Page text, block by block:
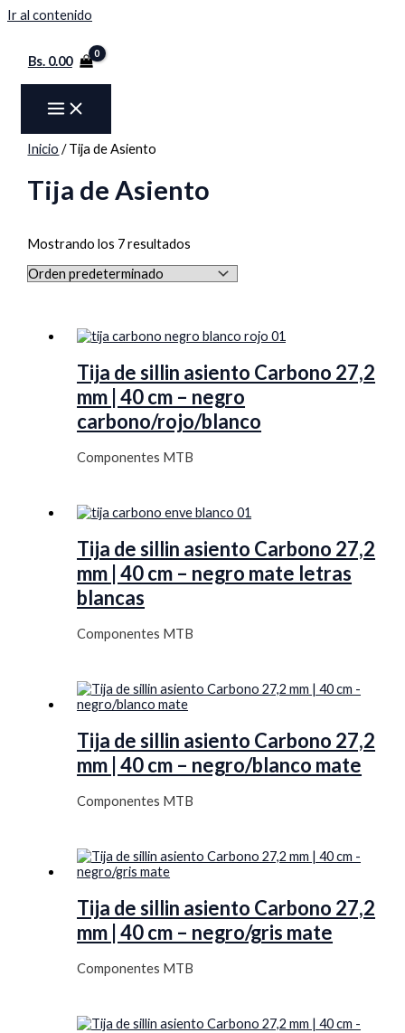
Ir al contenido
Bs.0.00
Inicio / Tija de Asiento
Tija de Asiento
Mostrando los 7 resultados
Tija de sillin asiento Carbono 27,2
mm | 40 cm – negro
carbono/rojo/blanco
Componentes MTB
Tija de sillin asiento Carbono 27,2
mm | 40 cm – negro mate letras
blancas
Componentes MTB
Tija de sillin asiento Carbono 27,2
mm | 40 cm – negro/blanco mate
Componentes MTB
Tija de sillin asiento Carbono 27,2
mm | 40 cm – negro/gris mate
Componentes MTB